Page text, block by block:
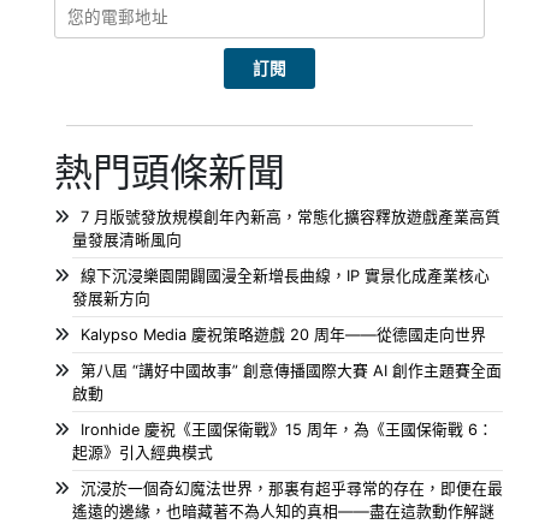
熱門頭條新聞
7 月版號發放規模創年內新高，常態化擴容釋放遊戲產業高質
量發展清晰風向
線下沉浸樂園開闢國漫全新增長曲線，IP 實景化成產業核心
發展新方向
Kalypso Media 慶祝策略遊戲 20 周年——從德國走向世界
第八屆 “講好中國故事” 創意傳播國際大賽 AI 創作主題賽全面
啟動
Ironhide 慶祝《王國保衛戰》15 周年，為《王國保衛戰 6：
起源》引入經典模式
沉浸於一個奇幻魔法世界，那裏有超乎尋常的存在，即便在最
遙遠的邊緣，也暗藏著不為人知的真相——盡在這款動作解謎